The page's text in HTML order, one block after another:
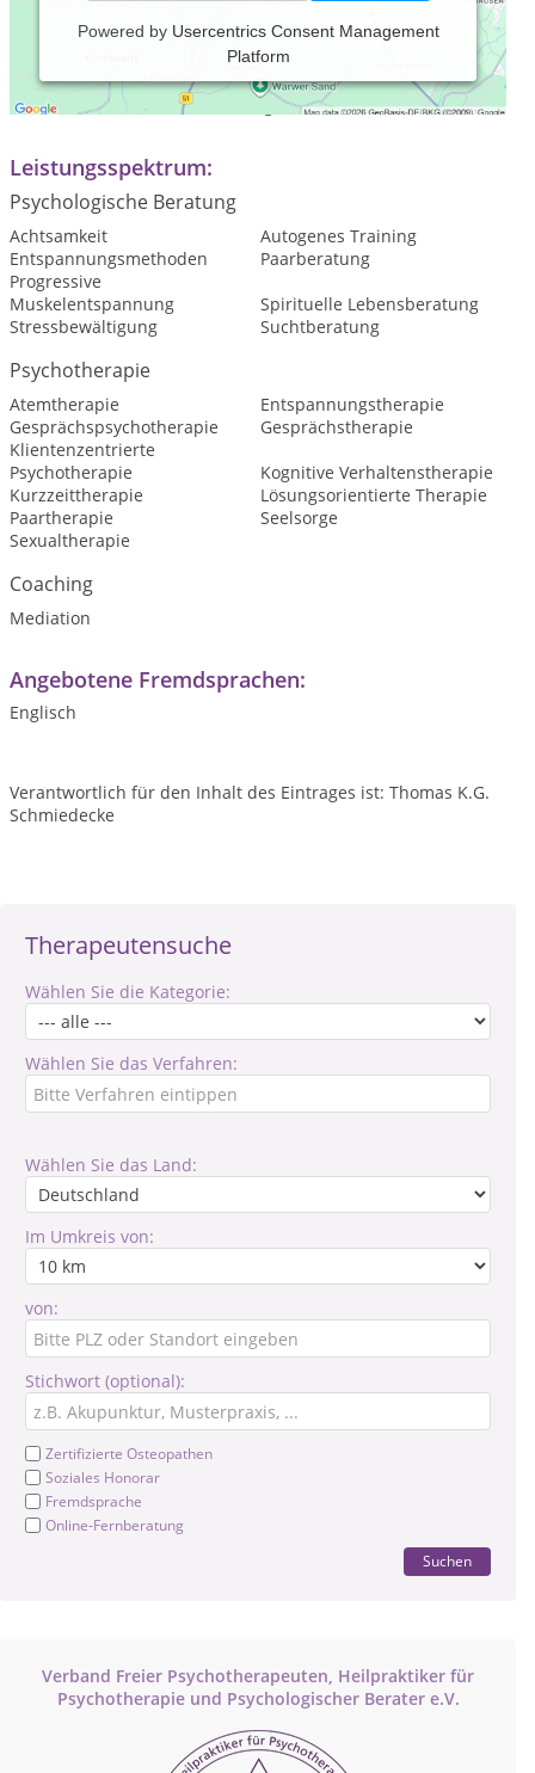
Therapeutensuche
Wählen Sie die Kategorie:
Wählen Sie das Verfahren:
Wählen Sie das Land:
Im Umkreis von:
von:
Stichwort (optional):
Zertifizierte Osteopathen
Soziales Honorar
Fremdsprache
Online-Fernberatung
Suchen
Verband Freier Psychotherapeuten, Heilpraktiker für
Psychotherapie und Psychologischer Berater e.V.
Powered by Usercentrics Consent Management
Platform
Termine nach Tel. Vereinbarung
Leistungsspektrum:
Psychologische Beratung
Achtsamkeit
Autogenes Training
Entspannungsmethoden
Paarberatung
Progressive
Muskelentspannung
Spirituelle Lebensberatung
Stressbewältigung
Suchtberatung
Psychotherapie
Atemtherapie
Entspannungstherapie
Gesprächspsychotherapie
Gesprächstherapie
Klientenzentrierte
Psychotherapie
Kognitive Verhaltenstherapie
Kurzzeittherapie
Lösungsorientierte Therapie
Paartherapie
Seelsorge
Sexualtherapie
Coaching
Mediation
Angebotene Fremdsprachen:
Englisch
Verantwortlich für den Inhalt des Eintrages ist: Thomas K.G.
Schmiedecke